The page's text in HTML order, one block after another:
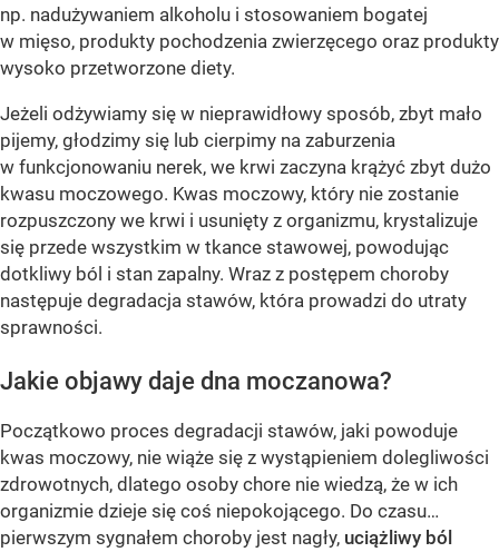
np. nadużywaniem alkoholu i stosowaniem bogatej
w mięso, produkty pochodzenia zwierzęcego oraz produkty
wysoko przetworzone diety.
Jeżeli odżywiamy się w nieprawidłowy sposób, zbyt mało
pijemy, głodzimy się lub cierpimy na zaburzenia
w funkcjonowaniu nerek, we krwi zaczyna krążyć zbyt dużo
kwasu moczowego. Kwas moczowy, który nie zostanie
rozpuszczony we krwi i usunięty z organizmu, krystalizuje
się przede wszystkim w tkance stawowej, powodując
dotkliwy ból i stan zapalny. Wraz z postępem choroby
następuje degradacja stawów, która prowadzi do utraty
sprawności.
Jakie objawy daje dna moczanowa?
Początkowo proces degradacji stawów, jaki powoduje
kwas moczowy, nie wiąże się z wystąpieniem dolegliwości
zdrowotnych, dlatego osoby chore nie wiedzą, że w ich
organizmie dzieje się coś niepokojącego. Do czasu…
pierwszym sygnałem choroby jest nagły, uciążliwy ból